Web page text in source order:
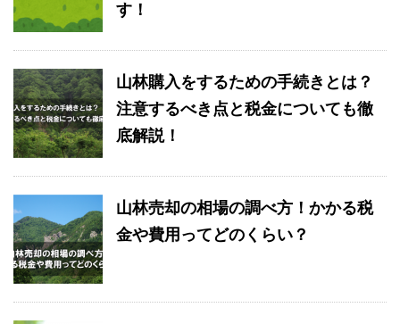
す！
山林購入をするための手続きとは？
注意するべき点と税金についても徹
底解説！
山林売却の相場の調べ方！かかる税
金や費用ってどのくらい？